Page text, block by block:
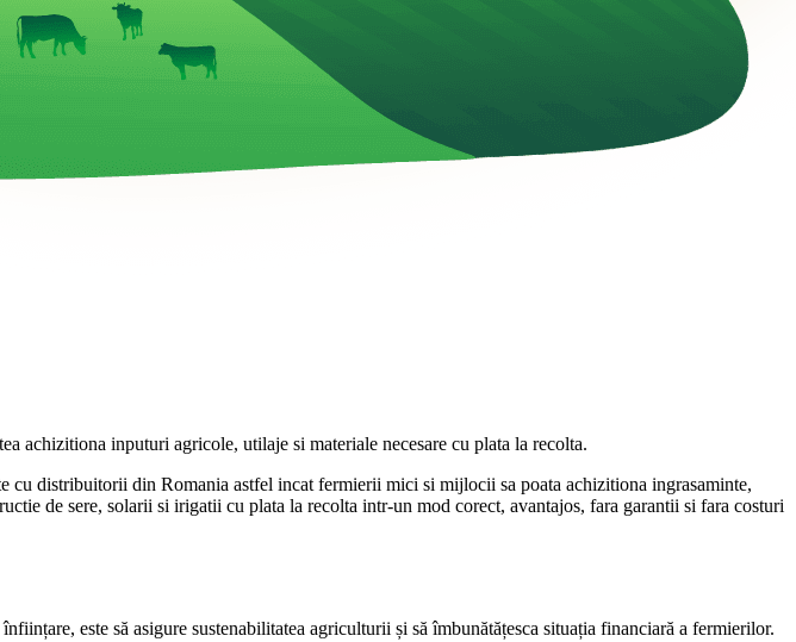
achizitiona inputuri agricole, utilaje si materiale necesare cu plata la recolta.
cu distribuitorii din Romania astfel incat fermierii mici si mijlocii sa poata achizitiona ingrasaminte,
de sere, solarii si irigatii cu plata la recolta intr-un mod corect, avantajos, fara garantii si fara costuri
este să asigure sustenabilitatea agriculturii și să îmbunătățesca situația financiară a fermierilor.